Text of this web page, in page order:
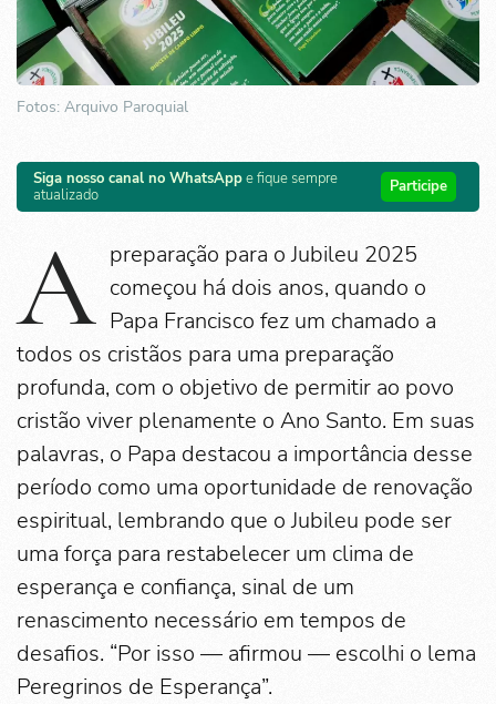
Fotos: Arquivo Paroquial
Siga nosso canal no WhatsAppe fique sempre
atualizado
Participe
A preparação para o Jubileu 2025
começou há dois anos, quando o
Papa Francisco fez um chamado a
todos os cristãos para uma preparação
profunda, com o objetivo de permitir ao povo
cristão viver plenamente o Ano Santo. Em suas
palavras, o Papa destacou a importância desse
período como uma oportunidade de renovação
espiritual, lembrando que o Jubileu pode ser
uma força para restabelecer um clima de
esperança e confiança, sinal de um
renascimento necessário em tempos de
desafios. “Por isso — afirmou — escolhi o lema
Peregrinos de Esperança”.